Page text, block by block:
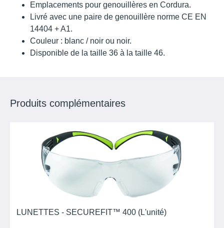
Emplacements pour genouillères en Cordura.
Livré avec une paire de genouillère norme CE EN
14404 + A1.
Couleur : blanc / noir ou noir.
Disponible de la taille 36 à la taille 46.
Produits complémentaires
LUNETTES - SECUREFIT™ 400 (L'unité)